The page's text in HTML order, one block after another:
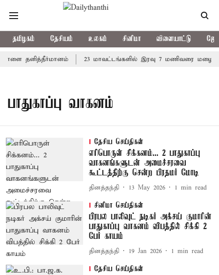
தமிழகம் தேசியம் உலகம் சினிமா விளையாட்டு
தனித்தீர்மானம் 23 மாவட்டங்களில் இரவு 7 மணிவரை மழை
பாதுகாப்பு வாகனம்
தேசிய செய்திகள்
எரிபொருள் சிக்கனம்... 2 பாதுகாப்பு
வாகனங்களுடன் அமைச்சரவை
கூட்டத்திற்கு சென்ற பிரதமர் மோடி
தினத்தந்தி 13 May 2026 1 min read
சினிமா செய்திகள்
பிரபல பாலிவுட் நடிகர் அக்சய் குமாரின்
பாதுகாப்பு வாகனம் விபத்தில் சிக்கி 2
பேர் காயம்
தினத்தந்தி 19 Jan 2026 1 min read
தேசிய செய்திகள்